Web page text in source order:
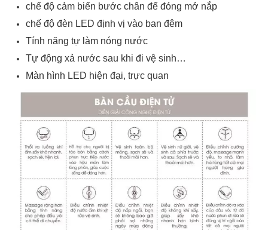
chế độ cảm biến bước chân để đóng mở nắp
chế độ đèn LED định vị vào ban đêm
Tính năng tự làm nóng nước
Tự động xả nước sau khi đi vệ sinh…
Màn hình LED hiện đại, trực quan